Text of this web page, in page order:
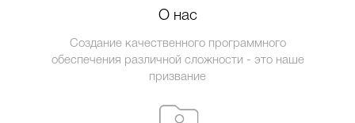
О нас
Создание качественного программного
обеспечения различной сложности - это наше
призвание